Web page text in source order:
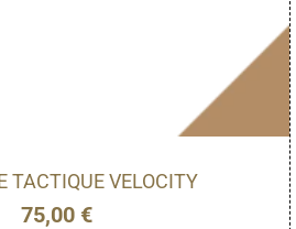
TACTIQUE VELOCITY
75,00 €